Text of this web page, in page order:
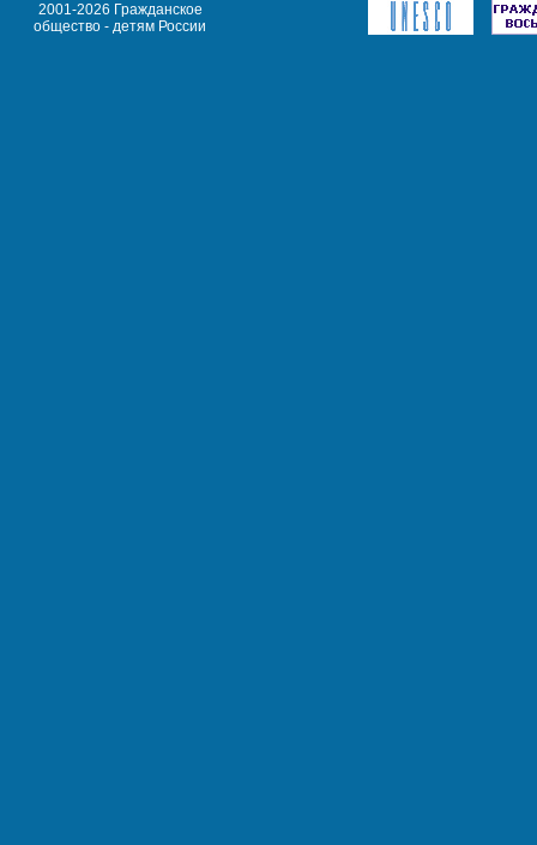
2001-2026 Гражданское
общество - детям России